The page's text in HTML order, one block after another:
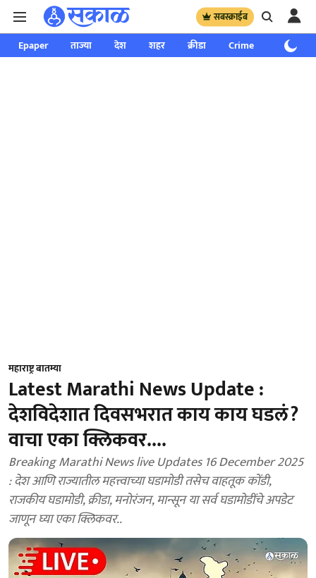
सबस्क्राईब
Epaper ताज्या देश शहर क्रीडा Crime साप्ताहिक
महाराष्ट्र बातम्या
Latest Marathi News Update :
देशविदेशात दिवसभरात काय काय घडलं?
वाचा एका क्लिकवर....
Breaking Marathi News live Updates 16 December 2025
: देश आणि राज्यातील महत्त्वाच्या घडामोडी तसेच वाहतूक कोंडी,
राजकीय घडामोडी, क्रीडा, मनोरंजन, मान्सून या सर्व घडामोडींचे अपडेट
जाणून घ्या एका क्लिकवर..